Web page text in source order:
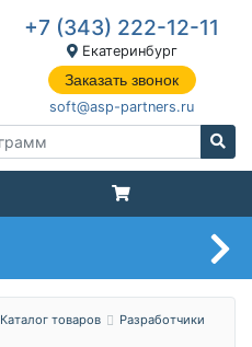
+7 (343) 222-12-11
Екатеринбург
Заказать звонок
soft@asp-partners.ru
Каталог товаров
Разработчики